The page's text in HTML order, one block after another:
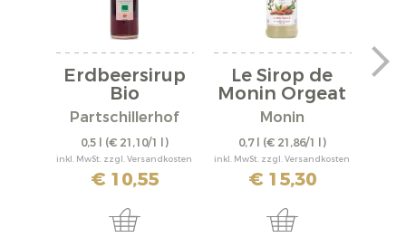
Erdbeersirup
Bio
Partschillerhof
0,5 l (€ 21,10/1 l)
inkl. MwSt. zzgl. Versandkosten
€ 10,55
Le Sirop de
Monin Orgeat
Monin
0,7 l (€ 21,86/1 l)
inkl. MwSt. zzgl. Versandkosten
€ 15,30